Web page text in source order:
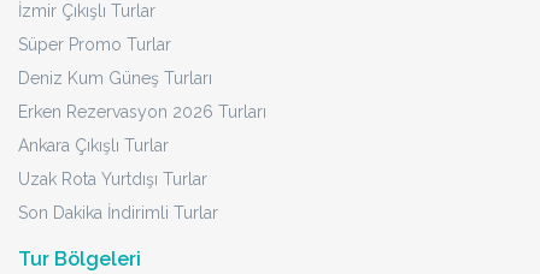
İzmir Çıkışlı Turlar
Süper Promo Turlar
Deniz Kum Güneş Turları
Erken Rezervasyon 2026 Turları
Ankara Çıkışlı Turlar
Uzak Rota Yurtdışı Turlar
Son Dakika İndirimli Turlar
Tur Bölgeleri